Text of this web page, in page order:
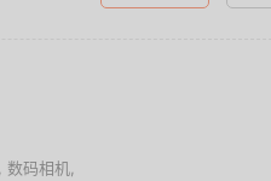
数码相机